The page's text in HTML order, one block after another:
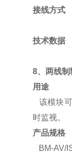
接线方式
技术数据
8、两线
用途
该模块
时监视。
产品规格
BM-AV/